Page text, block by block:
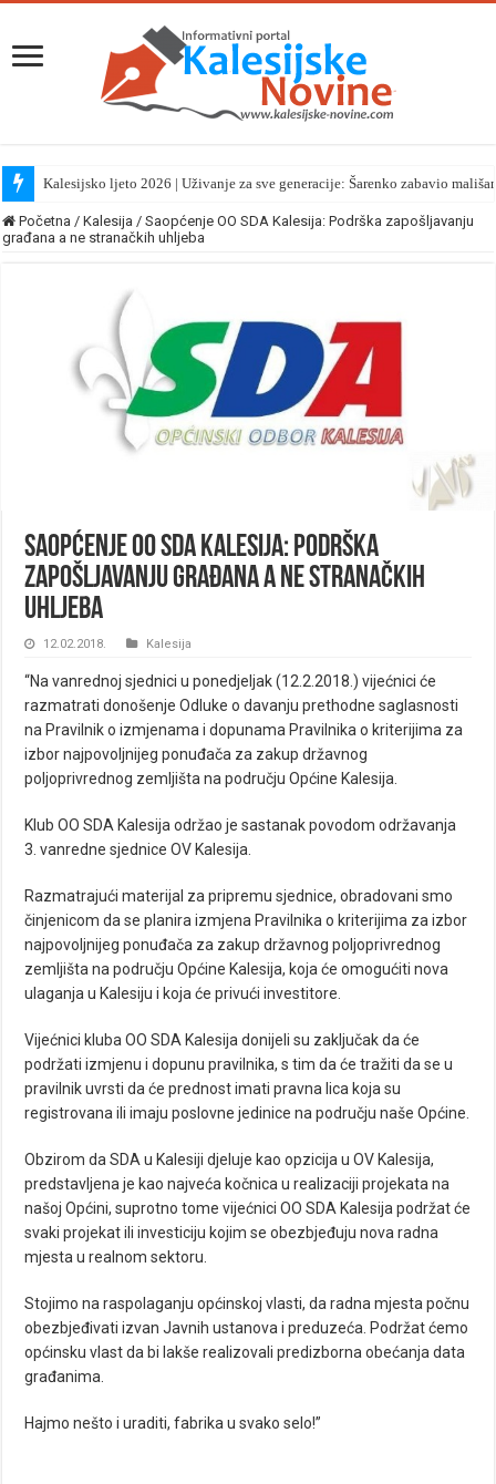
Kalesijsko ljeto 2026 | Uživanje za sve generacije: Šarenko zabavio
Početna / Kalesija / Saopćenje OO SDA Kalesija: Podrška zapošljavanju
građana a ne stranačkih uhljeba
Saopćenje OO SDA Kalesija: Podrška
zapošljavanju građana a ne stranačkih
uhljeba
12.02.2018. Kalesija
“Na vanrednoj sjednici u ponedjeljak (12.2.2018.) vijećnici će
razmatrati donošenje Odluke o davanju prethodne saglasnosti
na Pravilnik o izmjenama i dopunama Pravilnika o kriterijima za
izbor najpovoljnijeg ponuđača za zakup državnog
poljoprivrednog zemljišta na području Općine Kalesija.
Klub OO SDA Kalesija održao je sastanak povodom održavanja
3. vanredne sjednice OV Kalesija.
Razmatrajući materijal za pripremu sjednice, obradovani smo
činjenicom da se planira izmjena Pravilnika o kriterijima za izbor
najpovoljnijeg ponuđača za zakup državnog poljoprivrednog
zemljišta na području Općine Kalesija, koja će omogućiti nova
ulaganja u Kalesiju i koja će privući investitore.
Vijećnici kluba OO SDA Kalesija donijeli su zaključak da će
podržati izmjenu i dopunu pravilnika, s tim da će tražiti da se u
pravilnik uvrsti da će prednost imati pravna lica koja su
registrovana ili imaju poslovne jedinice na području naše Općine.
Obzirom da SDA u Kalesiji djeluje kao opzicija u OV Kalesija,
predstavljena je kao najveća kočnica u realizaciji projekata na
našoj Općini, suprotno tome vijećnici OO SDA Kalesija podržat će
svaki projekat ili investiciju kojim se obezbjeđuju nova radna
mjesta u realnom sektoru.
Stojimo na raspolaganju općinskoj vlasti, da radna mjesta počnu
obezbjeđivati izvan Javnih ustanova i preduzeća. Podržat ćemo
općinsku vlast da bi lakše realizovali predizborna obećanja data
građanima.
Hajmo nešto i uraditi, fabrika u svako selo!”